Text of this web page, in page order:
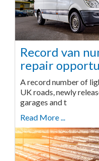
Record van
repair
A record number of
UK roads, newly
garages and t
Read More ...